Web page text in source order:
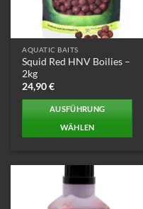
AQUATIC BAITS
Squid Red HNV Boilies –
2kg
24,90€
AUSFÜHRUNG
WÄHLEN
Varianten